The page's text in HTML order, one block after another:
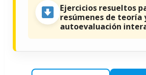
Ejercicios resueltos
resúmenes de teoría
autoevaluación